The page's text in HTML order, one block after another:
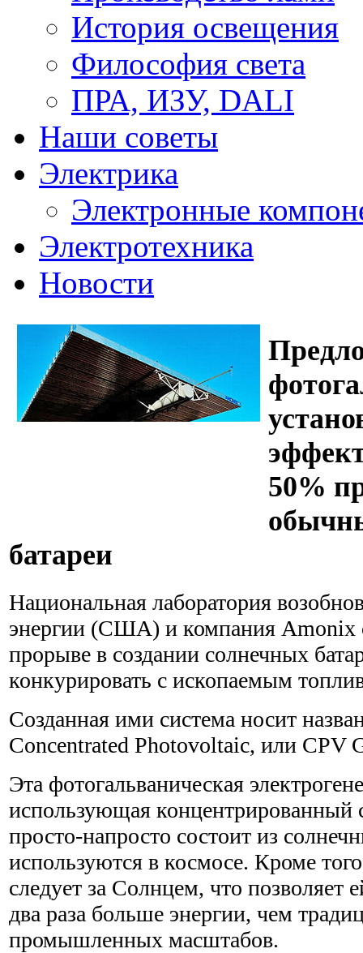
История освещения
Философия света
ПРА, ИЗУ, DALI
Наши советы
Электрика
Электронные
Электротехника
Новости
50%
батареи
Национальная лаборатория
энергии (США) и компания Amonix
прорыве в создании солнечных
конкурировать с ископаемым
Созданная ими система носит
Concentrated Photovoltaic, или CPV
Эта фотогальваническая
использующая концентрированный
просто-напросто состоит из
используются в космосе. Кроме
следует за Солнцем, что позволяет
два раза больше энергии, чем
промышленных масштабов.